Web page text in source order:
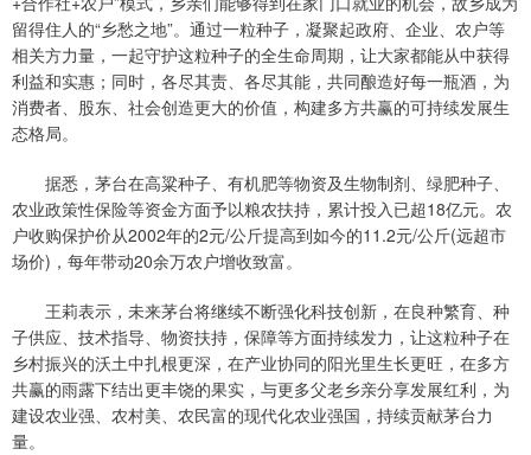
留得住人的“乡愁之地”。通过一粒种子，凝聚起政府、企业、农户等
相关方力量，一起守护这粒种子的全生命周期，让大家都能从中获得
利益和实惠；同时，各尽其责、各尽其能，共同酿造好每一瓶酒，为
消费者、股东、社会创造更大的价值，构建多方共赢的可持续发展生
态格局。
据悉，茅台在高粱种子、有机肥等物资及生物制剂、绿肥种子、
农业政策性保险等资金方面予以粮农扶持，累计投入已超18亿元。农
户收购保护价从2002年的2元/公斤提高到如今的11.2元/公斤(远超市
场价)，每年带动20余万农户增收致富。
王莉表示，未来茅台将继续不断强化科技创新，在良种繁育、种
子供应、技术指导、物资扶持，保障等方面持续发力，让这粒种子在
乡村振兴的沃土中扎根更深，在产业协同的阳光里生长更旺，在多方
共赢的雨露下结出更丰饶的果实，与更多父老乡亲分享发展红利，为
建设农业强、农村美、农民富的现代化农业强国，持续贡献茅台力
量。